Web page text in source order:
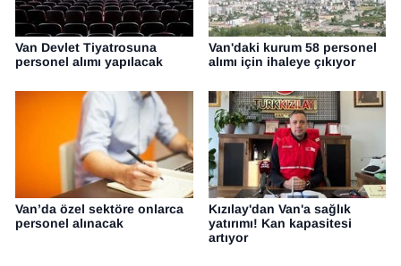
Van Devlet Tiyatrosuna
personel alımı yapılacak
Van'daki kurum 58 personel
alımı için ihaleye çıkıyor
Van’da özel sektöre onlarca
personel alınacak
Kızılay'dan Van'a sağlık
yatırımı! Kan kapasitesi
artıyor